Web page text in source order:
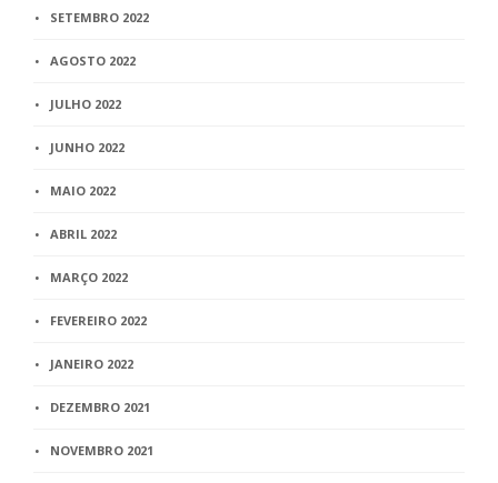
SETEMBRO 2022
AGOSTO 2022
JULHO 2022
JUNHO 2022
MAIO 2022
ABRIL 2022
MARÇO 2022
FEVEREIRO 2022
JANEIRO 2022
DEZEMBRO 2021
NOVEMBRO 2021